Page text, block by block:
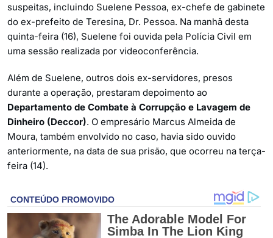
suspeitas, incluindo Suelene Pessoa, ex-chefe de gabinete
do ex-prefeito de Teresina, Dr. Pessoa. Na manhã desta
quinta-feira (16), Suelene foi ouvida pela Polícia Civil em
uma sessão realizada por videoconferência.
Além de Suelene, outros dois ex-servidores, presos
durante a operação, prestaram depoimento ao
Departamento de Combate à Corrupção e Lavagem de
Dinheiro (Deccor). O empresário Marcus Almeida de
Moura, também envolvido no caso, havia sido ouvido
anteriormente, na data de sua prisão, que ocorreu na terça-
feira (14).